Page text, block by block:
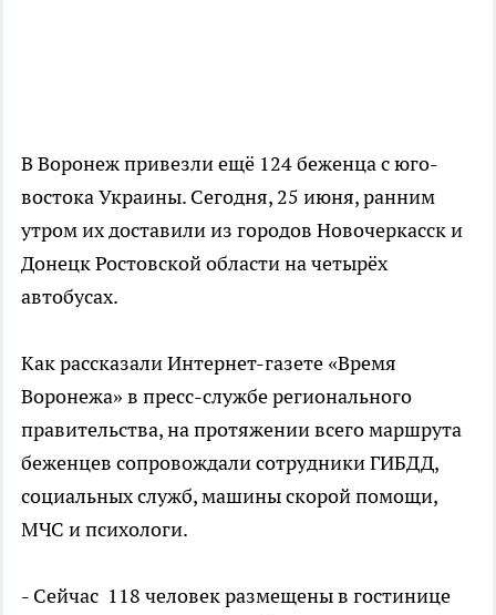
В Воронеж привезли ещё 124 беженца с юго-
востока Украины. Сегодня, 25 июня, ранним
утром их доставили из городов Новочеркасск и
Донецк Ростовской области на четырёх
автобусах.
Как рассказали Интернет-газете «Время
Воронежа» в пресс-службе регионального
правительства, на протяжении всего маршрута
беженцев сопровождали сотрудники ГИБДД,
социальных служб, машины скорой помощи,
МЧС и психологи.
- Сейчас 118 человек размещены в гостинице